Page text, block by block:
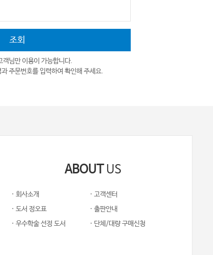
님만 이용이 가능합니다.
주문번호를 입력하여 확인해 주세요.
ABOUT US
· 회사소개
· 고객센터
· 도서 정오표
· 출판안내
· 우수학술 선정 도서
· 단체/대량 구매신청